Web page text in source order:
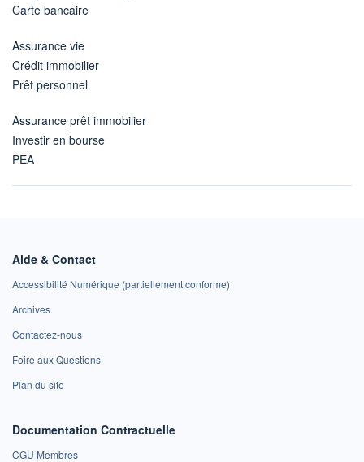
Carte bancaire
Assurance vie
Crédit immobilier
Prêt personnel
Assurance prêt immobilier
Investir en bourse
PEA
Aide & Contact
Accessibilité Numérique (partiellement conforme)
Archives
Contactez-nous
Foire aux Questions
Plan du site
Documentation Contractuelle
CGU Membres